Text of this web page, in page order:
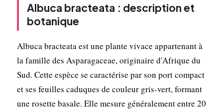
Albuca bracteata : description et
botanique
Albuca bracteata est une plante vivace appartenant à
la famille des Asparagaceae, originaire d'Afrique du
Sud. Cette espèce se caractérise par son port compact
et ses feuilles caduques de couleur gris-vert, formant
une rosette basale. Elle mesure généralement entre 20